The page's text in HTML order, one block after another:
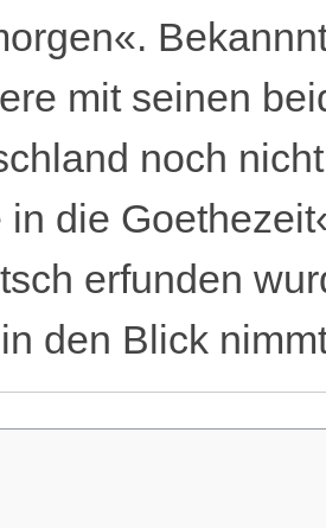
mit seinen
noch
in die
erfunden
den Blick